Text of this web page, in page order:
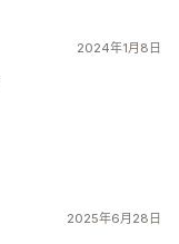
2024年1月8日
2025年6月28日